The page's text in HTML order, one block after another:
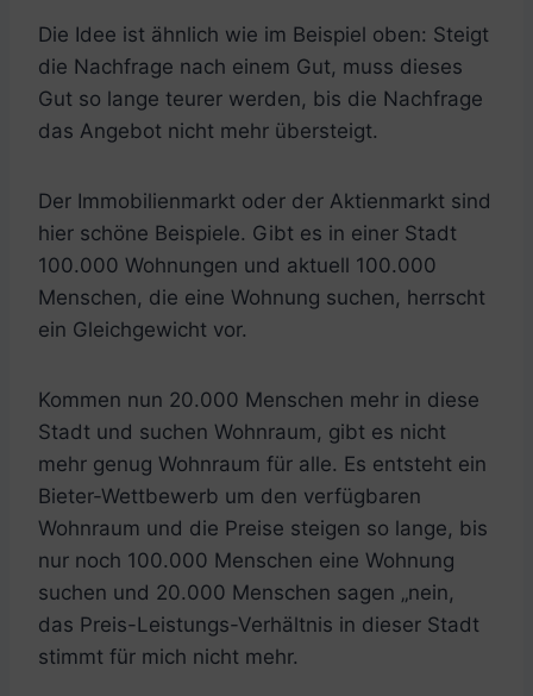
Die Idee ist ähnlich wie im Beispiel oben: Steigt
die Nachfrage nach einem Gut, muss dieses
Gut so lange teurer werden, bis die Nachfrage
das Angebot nicht mehr übersteigt.
Der Immobilienmarkt oder der Aktienmarkt sind
hier schöne Beispiele. Gibt es in einer Stadt
100.000 Wohnungen und aktuell 100.000
Menschen, die eine Wohnung suchen, herrscht
ein Gleichgewicht vor.
Kommen nun 20.000 Menschen mehr in diese
Stadt und suchen Wohnraum, gibt es nicht
mehr genug Wohnraum für alle. Es entsteht ein
Bieter-Wettbewerb um den verfügbaren
Wohnraum und die Preise steigen so lange, bis
nur noch 100.000 Menschen eine Wohnung
suchen und 20.000 Menschen sagen „nein,
das Preis-Leistungs-Verhältnis in dieser Stadt
stimmt für mich nicht mehr.